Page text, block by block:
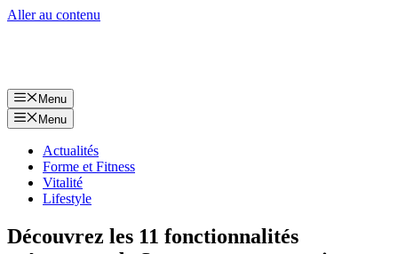
Aller au contenu
Menu
Menu
Actualités
Forme et Fitness
Vitalité
Lifestyle
Découvrez les 11 fonctionnalités